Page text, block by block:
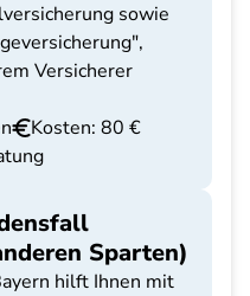
sowie
Versicherer
Kosten: 80 €
Sparten)
hilft Ihnen mit